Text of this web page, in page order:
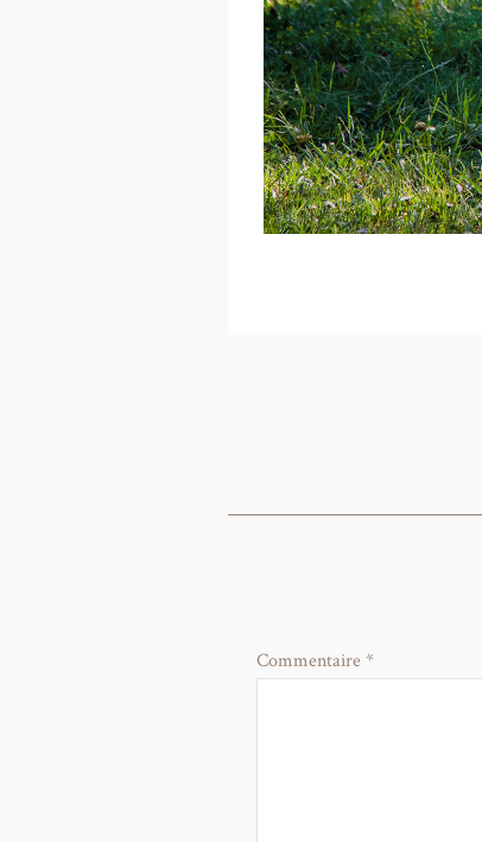
Commentaire*